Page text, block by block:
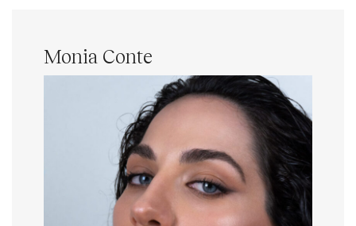
Monia Conte